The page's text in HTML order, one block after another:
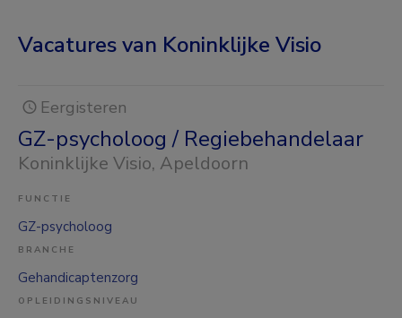
Vacatures van Koninklijke Visio
Eergisteren
GZ-psycholoog / Regiebehandelaar
Koninklijke Visio, Apeldoorn
FUNCTIE
GZ-psycholoog
BRANCHE
Gehandicaptenzorg
OPLEIDINGSNIVEAU